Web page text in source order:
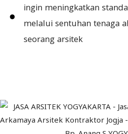
ingin meningkatkan
melalui sentuhan tenaga
seorang arsitek